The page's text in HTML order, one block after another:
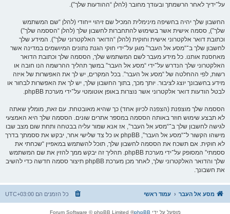
על־ידיך לאחר הרשמתך ובעודך מחובר (להלן “ההודעות שלך”).
החשבון שלך יהיה בחשיפה מינימלית המכיל שם זיהוי ייחודי (להלן “שם המשתמש
שלך”), ססמה אישית אשר בשימוש להתחברות לחשבון שלך (להלן “הססמה שלך”)
וכתובת דואר אלקטרוני אישית וחוקית (להלן “הדואר האלקטרוני שלך”). המידע שלך
לחשבון שלך ב־“מסע אל העבר” מוגן על־ידי חוקי הגנת נתונים המיושמים במדינה אשר
מאחסנת אותנו. כל מידע מעבר לשם המשתמש שלך, הססמה שלך וכתובת הדואר
האלקטרוני שלך הנדרש על־ידי “מסע אל העבר” במשך תהליך ההרשמה הנו חובה או
רשות, לפי ההחלטה של “מסע אל העבר”. בכל המקרים, יש לך את האפשרות של איזה
מידע בחשבונך יוצג לציבור. יותך מכך, בתוך החשבון שלך, יש לך את האפשרות לבחור או
לבטל הודעות דואר אלקטרוני אשר נוצרות באופן אוטומטי על־ידי מערכת phpBB.
הססמה שלך מוצפנת (הצפנה לכיוון אחד) כך שהיא מאובטחת. עם זאת, מומלץ שאתה
לא תבצע שימוש חוזר באותה הססמה במספר אתרים שונים. הססמה שלך היא האמצעי
לגישה לחשבון שלך ב־“מסע אל העבר”, אז אנא שמור עליה בבטחה ותחת שום מצב שבו
מישהו הקשור ל־“מסע אל העבר”, phpBB או כל צד שלישי אחר, יבקש את ססמתך בדרך
לא חוקית. אם תשכח את הססמה לחשבון שלך, תוכל להשתמש במאפיין “שכחתי את
ססמתי” המסופק על־ידי מערכת phpBB. תהליך זה יבקש ממך להזין את שם המשתמש
שלך והדואר האלקטרוני שלך, לאחר מכן מערכת phpBB תיצור ססמה חדשה כדי להשיב
את חשבונך.
מסע אל העבר עמוד ראשי כל הזמנים הם UTC+03:00
מופעל על ידי phpBB
® Forum Software © phpBB Limited